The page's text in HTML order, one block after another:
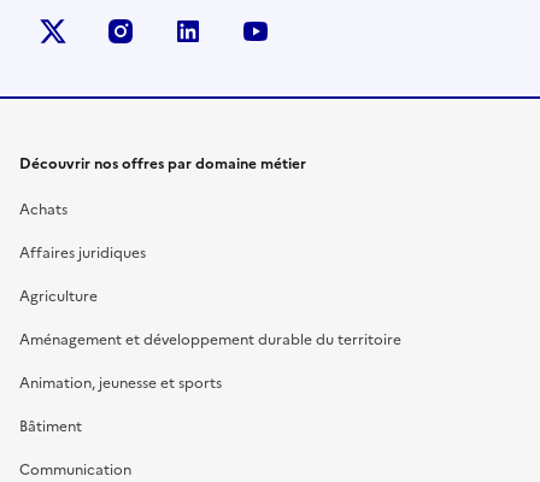
X (anciennement Twitter)
instagramlinkedin
Découvrir nos offres par domaine métier
Achats
Affaires juridiques
Agriculture
Aménagement et développement durable du territoire
Animation, jeunesse et sports
Bâtiment
Communication